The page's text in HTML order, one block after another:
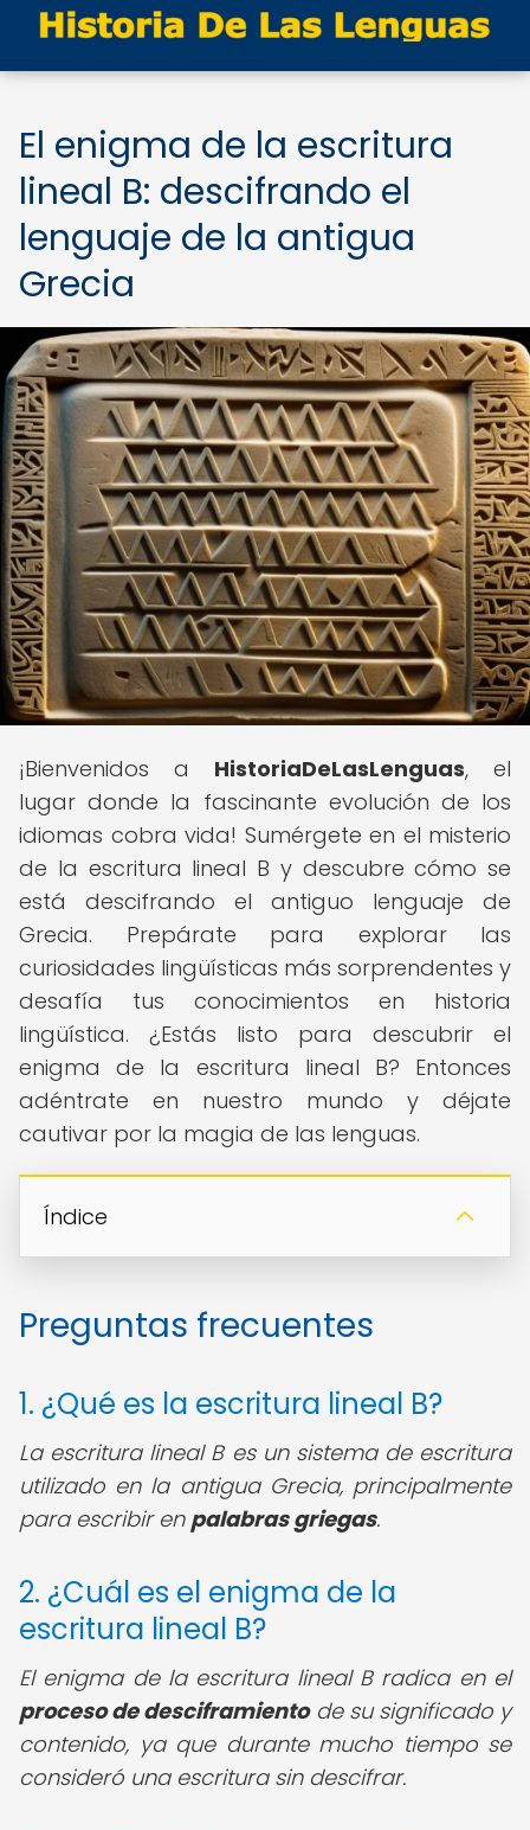
El enigma de la escritura
lineal B: descifrando el
lenguaje de la antigua
Grecia
¡Bienvenidos a HistoriaDeLasLenguas, el
lugar donde la fascinante evolución de los
idiomas cobra vida! Sumérgete en el misterio
de la escritura lineal B y descubre cómo se
está descifrando el antiguo lenguaje de
Grecia. Prepárate para explorar las
curiosidades lingüísticas más sorprendentes y
desafía tus conocimientos en historia
lingüística. ¿Estás listo para descubrir el
enigma de la escritura lineal B? Entonces
adéntrate en nuestro mundo y déjate
cautivar por la magia de las lenguas.
Índice
Preguntas frecuentes
1. ¿Qué es la escritura lineal B?
La escritura lineal B es un sistema de escritura
utilizado en la antigua Grecia, principalmente
para escribir en palabras griegas.
2. ¿Cuál es el enigma de la
escritura lineal B?
El enigma de la escritura lineal B radica en el
proceso de desciframientode su significado y
contenido, ya que durante mucho tiempo se
consideró una escritura sin descifrar.